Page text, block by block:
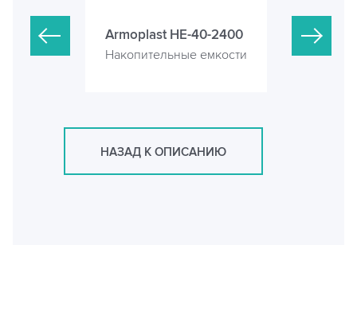
40-2000
емкости
Armoplast HE-40-2400
Накопительные емкости
НАЗАД К ОПИСАНИЮ